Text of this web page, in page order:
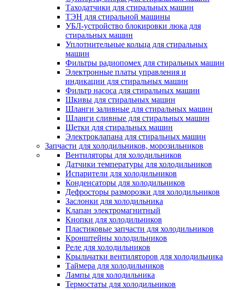
Таходатчики для стиральных машин
ТЭН для стиральной машины
УБЛ-устройство блокировки люка для
стиральных машин
Уплотнительные кольца для стиральных
машин
Фильтры радиопомех для стиральных машин
Электронные платы управления и
индикации для стиральных машин
Фильтр насоса для стиральных машин
Шкивы для стиральных машин
Шланги заливные для стиральных машин
Шланги сливные для стиральных машин
Щетки для стиральных машин
Электроклапана для стиральных машин
Запчасти для холодильников, морозильников
Вентиляторы для холодильников
Датчики температуры для холодильников
Испарители для холодильников
Конденсаторы для холодильников
Дефросторы разморозки для холодильников
Заслонки для холодильника
Клапан электромагнитный
Кнопки для холодильников
Пластиковые запчасти для холодильников
Кронштейны холодильников
Реле для холодильников
Крыльчатки вентиляторов для холодильника
Таймера для холодильников
Лампы для холодильника
Термостаты для холодильников